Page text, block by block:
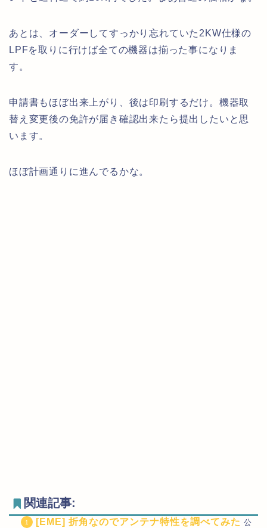
あとは、オーダーしてすっかり忘れていた2KW仕様の
LPFを取りに行けば全ての機器は揃った事になりま
す。
申請書もほぼ出来上がり、後は印刷するだけ。機器取
替え変更後の免許が届き確認出来たら提出したいと思
います。
ほぼ計画通りに進んでるかな。
関連記事:
[EME] 折角なのでアンテナ特性を調べてみた 公